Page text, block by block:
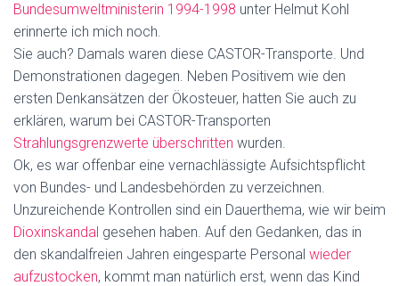
Bundesumweltministerin 1994-1998 unter Helmut Kohl
erinnerte ich mich noch.
Sie auch? Damals waren diese CASTOR-Transporte. Und
Demonstrationen dagegen. Neben Positivem wie den
ersten Denkansätzen der Ökosteuer, hatten Sie auch zu
erklären, warum bei CASTOR-Transporten
Strahlungsgrenzwerte überschritten wurden.
Ok, es war offenbar eine vernachlässigte Aufsichtspflicht
von Bundes- und Landesbehörden zu verzeichnen.
Unzureichende Kontrollen sind ein Dauerthema, wie wir beim
Dioxinskandal gesehen haben. Auf den Gedanken, das in
den skandalfreien Jahren eingesparte Personal wieder
aufzustocken, kommt man natürlich erst, wenn das Kind